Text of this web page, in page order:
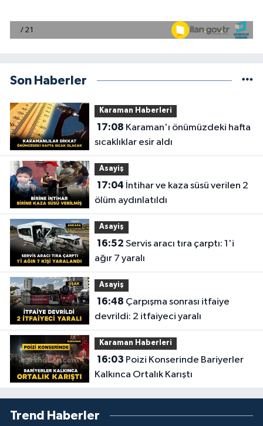
Son Haberler
Karaman Haberleri
17:08
sıcaklıklar esir aldı
Asayiş
17:04
ölüm aydınlatıldı
Asayiş
16:52
ağır 7 yaralı
Asayiş
16:48
devrildi: 2 itfaiyeci yaralı
Karaman Haberleri
16:03
Kalkınca Ortalık Karıştı
Trend Haberler